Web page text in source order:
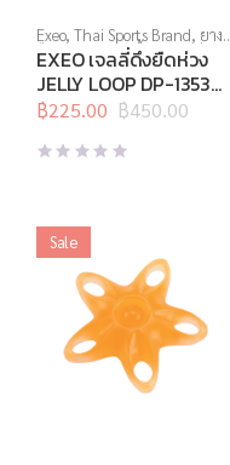
Exeo,Thai Sports Brand, ยาง
ยืด,สร้างกล้ามเนื้อ,สินค้าล็อต
สุดท้าย,อุปกรณ์คลายกล้ามเนื้อ
อุปกรณ์บริหารกาย,อุปกรณ์ยืด
เหยียด,อุปกรณ์สุขภาพเพื่อผู้สูง
วัย
อุปกรณ์เพื่อสุขภาพ
EXEO เจลลี่ดึงยืดห่วง
JELLY LOOP DP-1353
Light (ชมพู)
฿450.00
Original
price
was:
฿225.00
Current
price
is:
Sale